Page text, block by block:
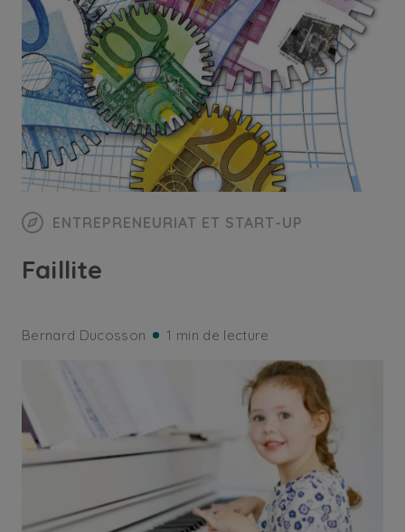
ENTREPRENEURIAT ET START-UP
Faillite
Bernard Ducosson 1 min de lecture